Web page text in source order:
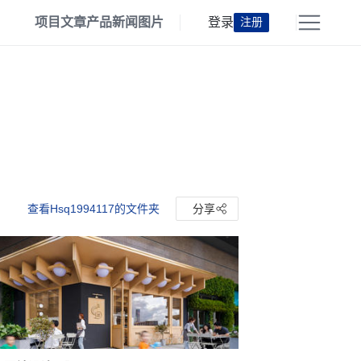
项目文章产品新闻 图片 登录 注册
查看Hsq1994117的文件夹 分享